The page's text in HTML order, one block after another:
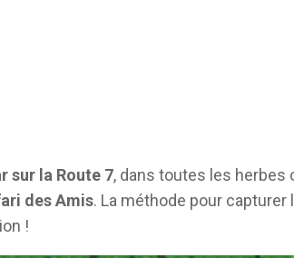
sur la Route 7, dans toutes les herbes
des Amis. La méthode pour capturer
!